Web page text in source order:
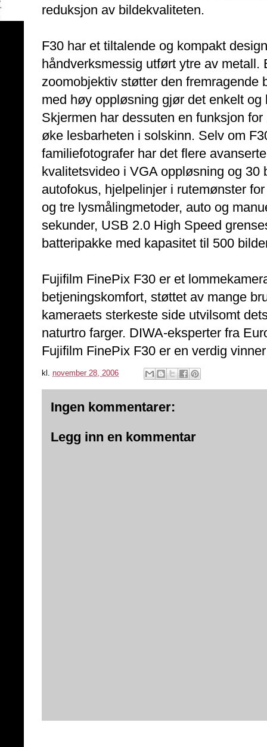
reduksjon av bildekvaliteten.
F30 har et tiltalende og kompakt
håndverksmessig utført ytre av metall.
zoomobjektiv støtter den fremragende
med høy oppløsning gjør det enkelt
Skjermen har dessuten en funksjon
øke lesbarheten i solskinn. Selv om
familiefotografer har det flere
kvalitetsvideo i VGA oppløsning og 30
autofokus, hjelpelinjer i rutemønster
og tre lysmålingmetoder, auto og
sekunder, USB 2.0 High Speed
batteripakke med kapasitet til 500
Fujifilm FinePix F30 er et
betjeningskomfort, støttet av mange
kameraets sterkeste side utvilsomt
naturtro farger. DIWA-eksperter fra
Fujifilm FinePix F30 er en verdig
kl. november 28, 2006
Ingen kommentarer:
Legg inn en kommentar